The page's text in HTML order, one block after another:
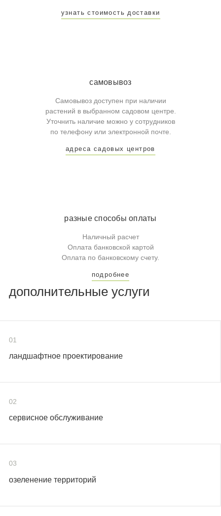
узнать стоимость доставки
самовывоз
Самовывоз доступен при наличии
растений в выбранном садовом центре.
Уточнить наличие можно у сотрудников
по телефону или электронной почте.
адреса садовых центров
разные способы оплаты
Наличный расчет
Оплата банковской картой
Оплата по банковскому счету.
подробнее
дополнительные услуги
01
ландшафтное проектирование
02
сервисное обслуживание
03
озеленение территорий